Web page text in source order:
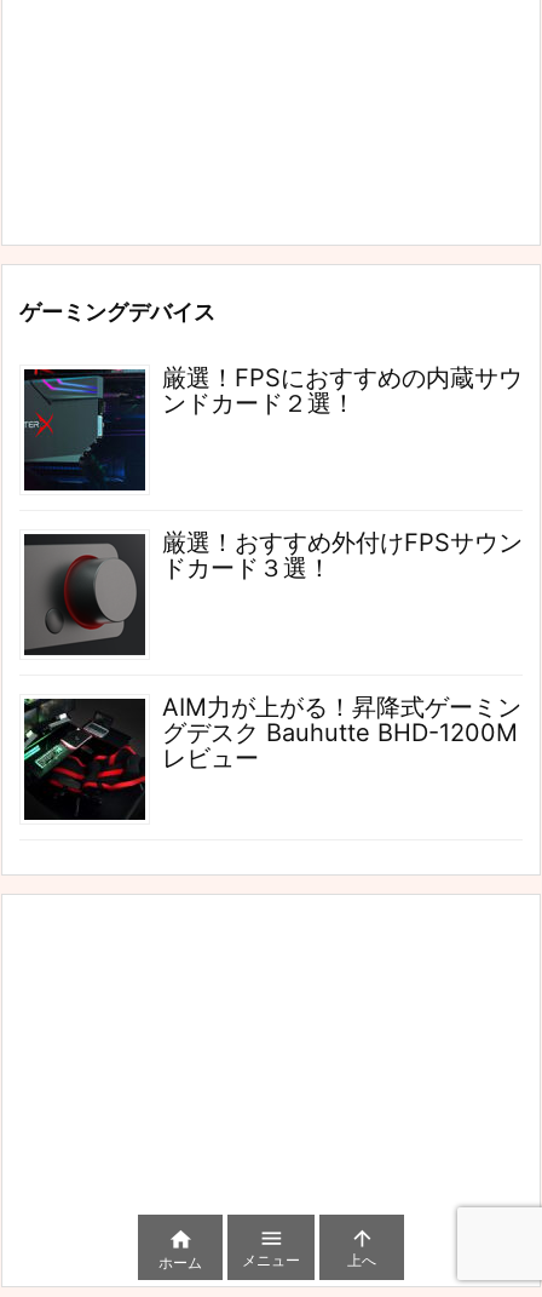
ゲーミングデバイス
厳選！FPSにおすすめの内蔵サウ
ンドカード２選！
厳選！おすすめ外付けFPSサウン
ドカード３選！
AIM力が上がる！昇降式ゲーミン
グデスク Bauhutte BHD-1200M
レビュー

ホーム

メニュー

上へ